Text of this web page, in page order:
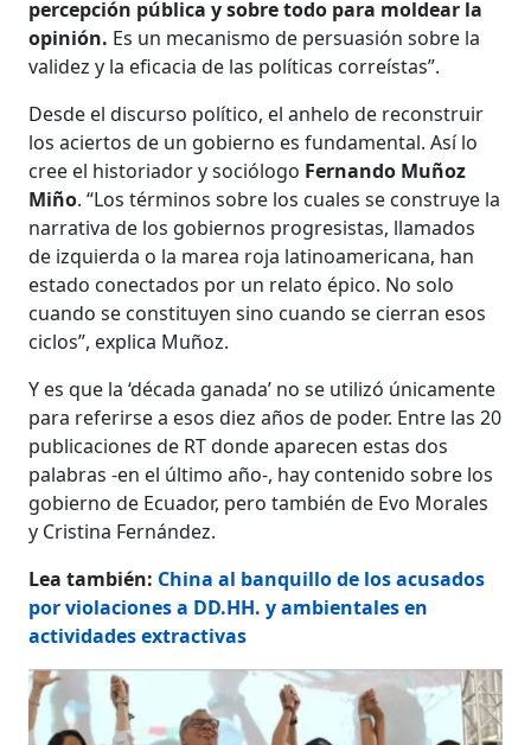
percepción pública y sobre todo para moldear la
opinión. Es un mecanismo de persuasión sobre la
validez y la eficacia de las políticas correístas”.
Desde el discurso político, el anhelo de reconstruir
los aciertos de un gobierno es fundamental. Así lo
cree el historiador y sociólogo Fernando Muñoz
Miño. “Los términos sobre los cuales se construye la
narrativa de los gobiernos progresistas, llamados
de izquierda o la marea roja latinoamericana, han
estado conectados por un relato épico. No solo
cuando se constituyen sino cuando se cierran esos
ciclos”, explica Muñoz.
Y es que la ‘década ganada’ no se utilizó únicamente
para referirse a esos diez años de poder. Entre las 20
publicaciones de RT donde aparecen estas dos
palabras -en el último año-, hay contenido sobre los
gobierno de Ecuador, pero también de Evo Morales
y Cristina Fernández.
Lea también: China al banquillo de los acusados
por violaciones a DD.HH. y ambientales en
actividades extractivas